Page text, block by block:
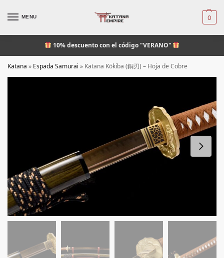
MENU 0
10% descuentocon el código "VERANO"
Katana » Espada Samurai » Katana Kōkiba (銅刃) – Hoja de Cobre